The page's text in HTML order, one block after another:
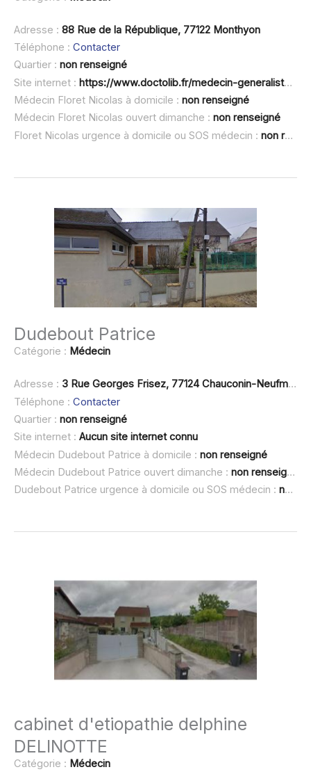
Adresse : 88 Rue de la République, 77122 Monthyon
Téléphone : Contacter
Quartier : non renseigné
Site internet : https://www.doctolib.fr/medecin-generaliste/monthyon/nicolas-floret
Médecin Floret Nicolas à domicile : non renseigné
Médecin Floret Nicolas ouvert dimanche : non renseigné
Floret Nicolas urgence à domicile ou SOS médecin : non renseigné
Dudebout Patrice
Catégorie : Médecin
Adresse : 3 Rue Georges Frisez, 77124 Chauconin-Neufmontiers
Téléphone : Contacter
Quartier : non renseigné
Site internet : Aucun site internet connu
Médecin Dudebout Patrice à domicile : non renseigné
Médecin Dudebout Patrice ouvert dimanche : non renseigné
Dudebout Patrice urgence à domicile ou SOS médecin : non renseigné
cabinet d'etiopathie delphine
DELINOTTE
Catégorie : Médecin